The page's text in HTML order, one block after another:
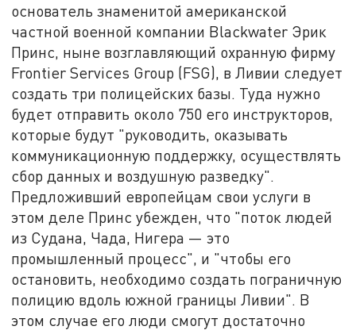
основатель знаменитой американской
частной военной компании Blackwater Эрик
Принс, ныне возглавляющий охранную фирму
Frontier Services Group (FSG), в Ливии следует
создать три полицейских базы. Туда нужно
будет отправить около 750 его инструкторов,
которые будут "руководить, оказывать
коммуникационную поддержку, осуществлять
сбор данных и воздушную разведку".
Предложивший европейцам свои услуги в
этом деле Принс убежден, что "поток людей
из Судана, Чада, Нигера — это
промышленный процесс", и "чтобы его
остановить, необходимо создать пограничную
полицию вдоль южной границы Ливии". В
этом случае его люди смогут достаточно